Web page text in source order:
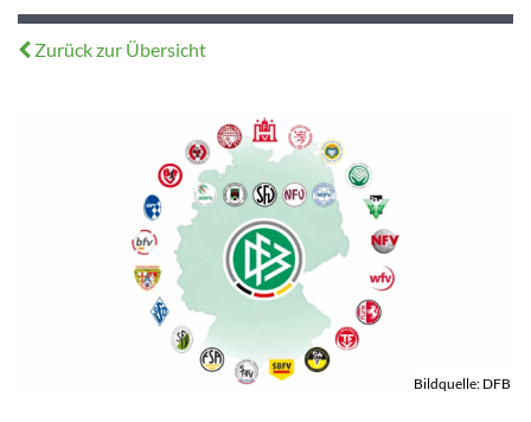
Zurück zur Übersicht
Bildquelle: DFB